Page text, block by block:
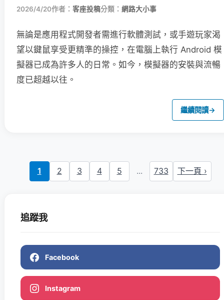
2026/4/20作者： 客座投稿分類： 網路大小事
無論是應用程式開發者需進行軟體測試，或手遊玩家渴
望以鍵鼠享受更精準的操控，在電腦上執行 Android 模
擬器已成為許多人的日常。如今，模擬器的安裝與流暢
度已超越以往。
繼續閱讀→
1 2 3 4 5 ... 733 下一頁 ›
追蹤我
Facebook
Instagram